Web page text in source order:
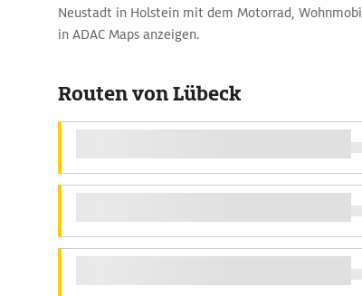
Neustadt in Holstein mit dem Motorrad,
in ADAC Maps anzeigen.
Routen von Lübeck